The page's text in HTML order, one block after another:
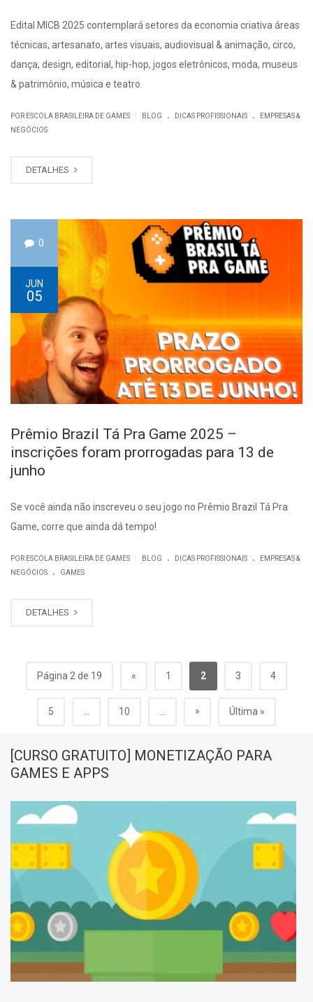
Edital MICB 2025 contemplará setores da economia criativa áreas
técnicas, artesanato, artes visuais, audiovisual & animação, circo,
dança, design, editorial, hip-hop, jogos eletrônicos, moda, museus
& patrimônio, música e teatro.
POR ESCOLA BRASILEIRA DE GAMES BLOG . DICAS PROFISSIONAIS .
EMPRESAS &
NEGÓCIOS
DETALHES
0
JUN
05
Prêmio Brazil Tá Pra Game 2025 –
inscrições foram prorrogadas para 13 de
junho
Se você ainda não inscreveu o seu jogo no Prêmio Brazil Tá Pra
Game, corre que ainda dá tempo!
POR ESCOLA BRASILEIRA DE GAMES BLOG . DICAS PROFISSIONAIS .
EMPRESAS &
NEGÓCIOS
. GAMES
DETALHES
Página 2 de 19 « 1 2 3 4
5 10 » Última »
[CURSO GRATUITO] MONETIZAÇÃO PARA
GAMES E APPS